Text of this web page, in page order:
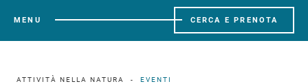
MENU CERCA E PRENOTA
ATTIVITÀ NELLA NATURA EVENTI